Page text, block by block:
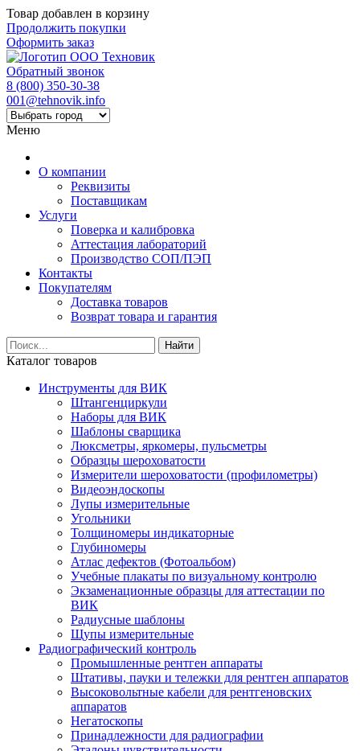
Товар добавлен в корзину
Продолжить покупки
Оформить заказ
Обратный звонок
8 (800) 350-30-38
001@tehnovik.info
Меню
О компании
Реквизиты
Поставщикам
Услуги
Поверка и калибровка
Аттестация лабораторий
Производство СОП/ПЭП
Контакты
Покупателям
Доставка товаров
Возврат товара и гарантия
Найти
Каталог товаров
Инструменты для ВИК
Штангенциркули
Наборы для ВИК
Шаблоны сварщика
Люксметры, яркомеры, пульсметры
Образцы шероховатости
Измерители шероховатости (профилометры)
Видеоэндоскопы
Лупы измерительные
Угольники
Толщиномеры индикаторные
Глубиномеры
Атлас дефектов (Фотоальбом)
Учебные плакаты по визуальному контролю
Экзаменационные образцы для аттестации по
ВИК
Радиусные шаблоны
Щупы измерительные
Радиографический контроль
Промышленные рентген аппараты
Штативы, пауки и тележки для рентген аппаратов
Высоковольтные кабели для рентгеновских
аппаратов
Негатоскопы
Принадлежности для радиографии